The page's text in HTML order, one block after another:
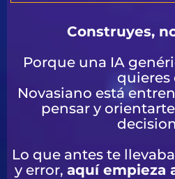
Construyes,
Porque una IA
quieres
Novasiano está
pensar y
Lo que antes te
y error, aquí empieza